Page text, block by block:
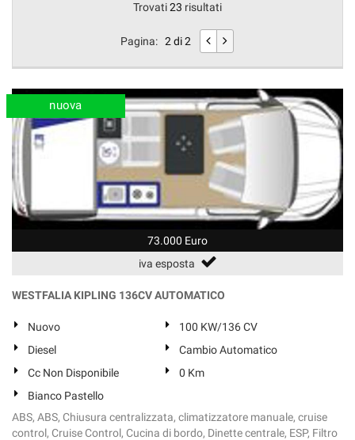
Trovati23 risultati
Pagina:2 di 2
73.000 Euro
iva esposta
nuova
WESTFALIA KIPLING 136CV AUTOMATICO
Nuovo
100 KW/136 CV
Diesel
Cambio Automatico
Cc Non Disponibile
0 Km
Bianco Pastello
ABS, ABS, Chiusura centralizzata, climatizzatore manuale, cruise
control, Cruise Control, Cucina di bordo, Dinette centrale, ESP, Filtro